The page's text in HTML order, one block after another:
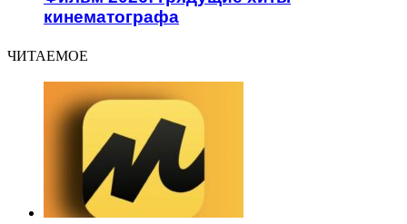
кинематографа
ЧИТАЕМОЕ